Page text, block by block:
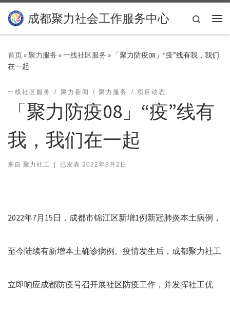
Skip to content
成都聚力社会工作服务中心
Search
首页»聚力服务 »一线社区服务 »
「聚力防疫08」“疫”线有我，我们
在一起
一线社区服务 聚力新闻 聚力服务 项目动态
「聚力防疫08」“疫”线有
我，我们在一起
来自 聚力社工 | 已发表 2022年8月2日
2022年7月15日，成都市锦江区新增1例新冠肺炎本土病例，
至今陆续有新增本土确诊病例。疫情发生后，成都聚力社工
立即响应成都防疫号召开展社区防疫工作，并发挥社工优